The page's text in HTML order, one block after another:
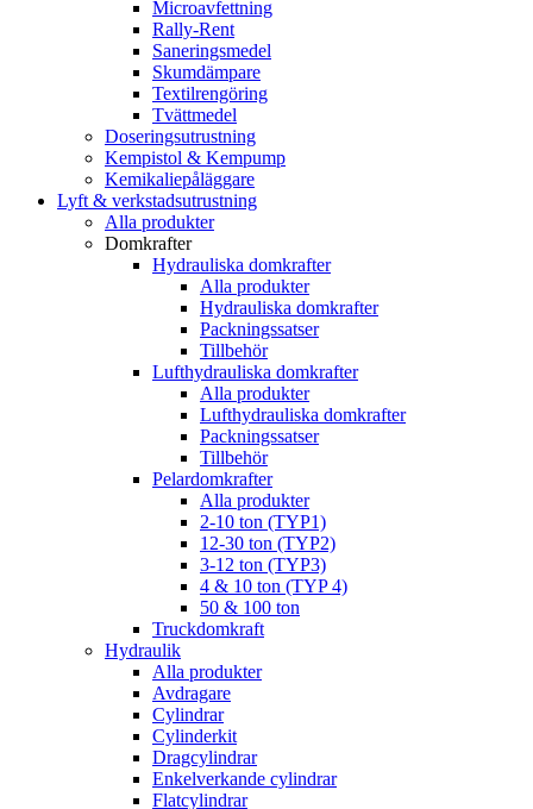
Microavfettning
Rally-Rent
Saneringsmedel
Skumdämpare
Textilrengöring
Tvättmedel
Doseringsutrustning
Kempistol & Kempump
Kemikaliepåläggare
Lyft & verkstadsutrustning
Alla produkter
Domkrafter
Hydrauliska domkrafter
Alla produkter
Hydrauliska domkrafter
Packningssatser
Tillbehör
Lufthydrauliska domkrafter
Alla produkter
Lufthydrauliska domkrafter
Packningssatser
Tillbehör
Pelardomkrafter
Alla produkter
2-10 ton (TYP1)
12-30 ton (TYP2)
3-12 ton (TYP3)
4 & 10 ton (TYP 4)
50 & 100 ton
Truckdomkraft
Hydraulik
Alla produkter
Avdragare
Cylindrar
Cylinderkit
Dragcylindrar
Enkelverkande cylindrar
Flatcylindrar